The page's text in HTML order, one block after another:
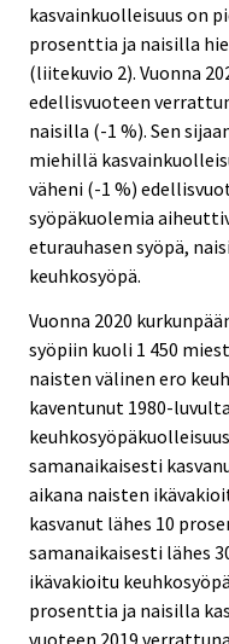
kasvainkuolleisuus on
prosenttia ja naisilla
(liitekuvio 2). Vuonna
edellisvuoteen
naisilla (-1 %). Sen
miehillä
väheni (-1 %)
syöpäkuolemia
eturauhasen syöpä,
keuhkosyöpä.
Vuonna 2020
syöpiin kuoli 1 450
naisten välinen ero
kaventunut 1980-
samanaikaisesti
aikana naisten
kasvanut lähes 10
samanaikaisesti lähes
ikävakioitu
prosenttia ja naisilla
vuoteen 2019